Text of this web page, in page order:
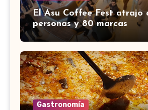
El Asu Coffee Fest atrajo
personas y 80 marcas
Gastronomía